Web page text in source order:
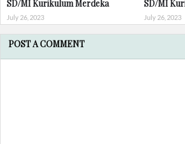
SD/MI Kurikulum Merdeka
July 26, 2023
SD/MI
July 26, 2023
POST A COMMENT